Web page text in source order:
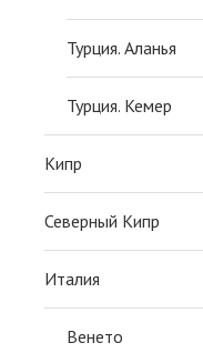
Турция. Аланья
Турция. Кемер
Кипр
Северный Кипр
Италия
Венето